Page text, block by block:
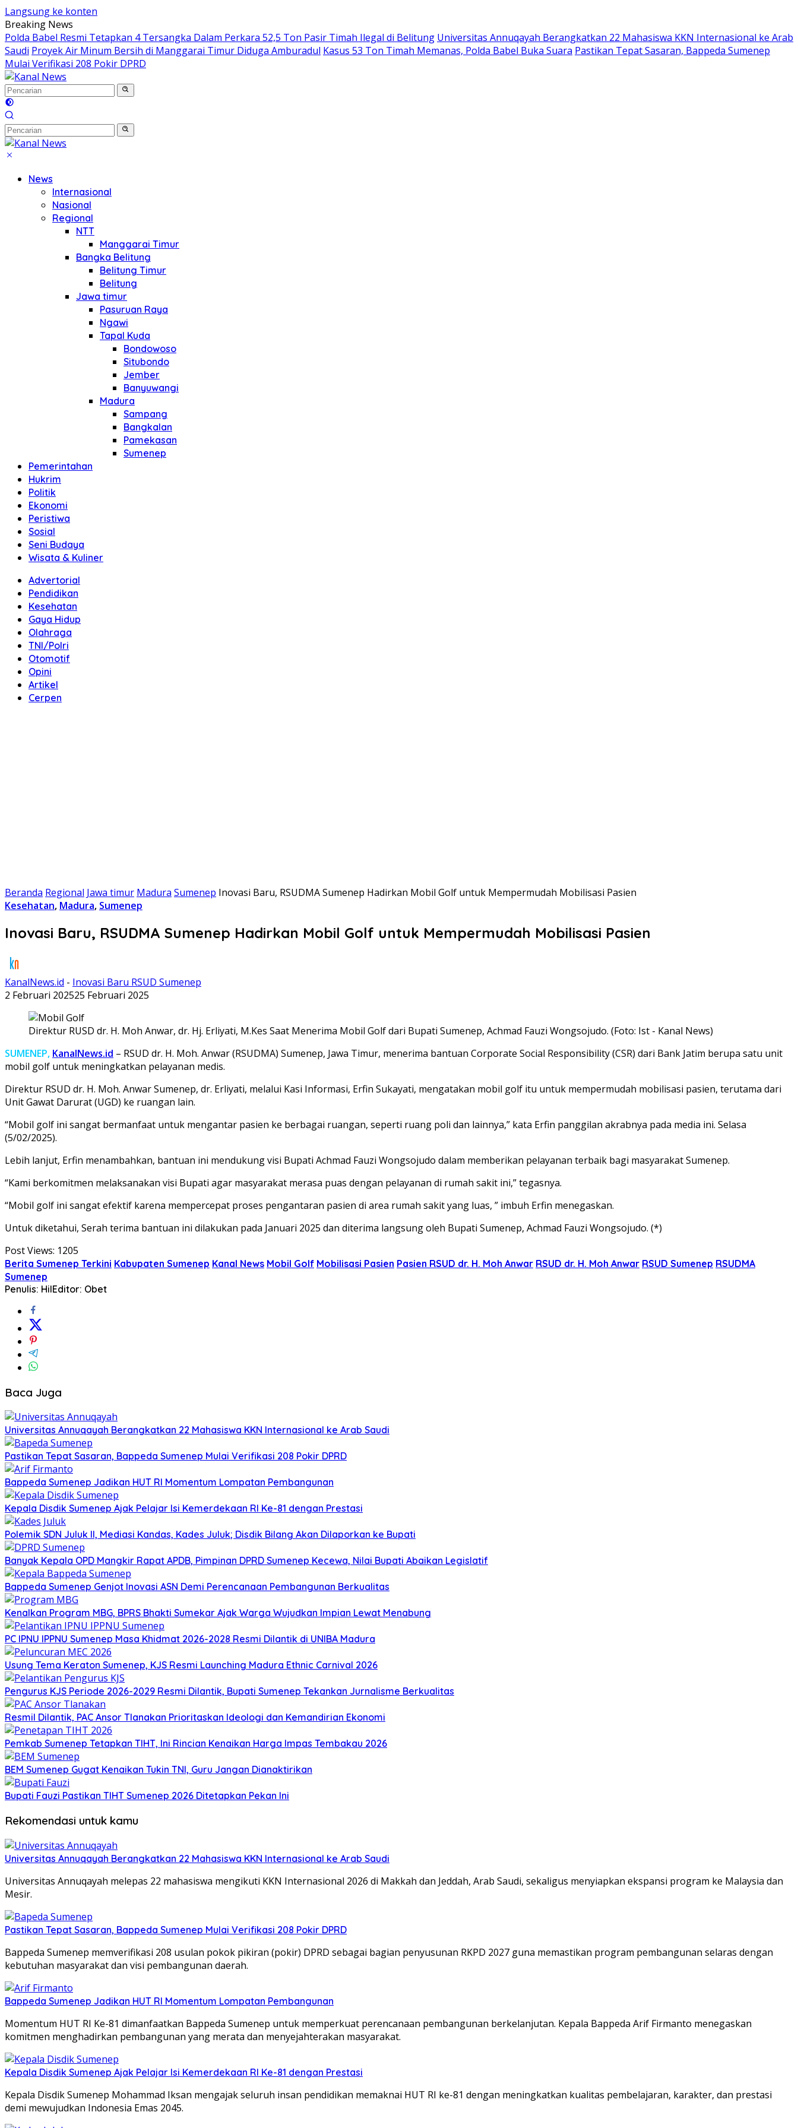
Langsung ke konten
Breaking News
Polda Babel Resmi Tetapkan 4 Tersangka Dalam Perkara 52,5 Ton Pasir Timah Ilegal di Belitung Universitas Annuqayah Berangkatkan 22 Mahasiswa KKN Internasional ke Arab
Saudi Proyek Air Minum Bersih di Manggarai Timur Diduga Amburadul Kasus 53 Ton Timah Memanas, Polda Babel Buka Suara Pastikan Tepat Sasaran, Bappeda Sumenep
Mulai Verifikasi 208 Pokir DPRD
News
Internasional
Nasional
Regional
NTT
Manggarai Timur
Bangka Belitung
Belitung Timur
Belitung
Jawa timur
Pasuruan Raya
Ngawi
Tapal Kuda
Bondowoso
Situbondo
Jember
Banyuwangi
Madura
Sampang
Bangkalan
Pamekasan
Sumenep
Pemerintahan
Hukrim
Politik
Ekonomi
Peristiwa
Sosial
Seni Budaya
Wisata & Kuliner
Advertorial
Pendidikan
Kesehatan
Gaya Hidup
Olahraga
TNI/Polri
Otomotif
Opini
Artikel
Cerpen
Beranda Regional Jawa timur Madura Sumenep Inovasi Baru, RSUDMA Sumenep Hadirkan Mobil Golf untuk Mempermudah Mobilisasi Pasien
Kesehatan, Madura, Sumenep
Inovasi Baru, RSUDMA Sumenep Hadirkan Mobil Golf untuk Mempermudah Mobilisasi Pasien
KanalNews.id - Inovasi Baru RSUD Sumenep
2 Februari 202525 Februari 2025
Direktur RUSD dr. H. Moh Anwar, dr. Hj. Erliyati, M.Kes Saat Menerima Mobil Golf dari Bupati Sumenep, Achmad Fauzi Wongsojudo. (Foto: Ist - Kanal News)
SUMENEP, KanalNews.id – RSUD dr. H. Moh. Anwar (RSUDMA) Sumenep, Jawa Timur, menerima bantuan Corporate Social Responsibility (CSR) dari Bank Jatim berupa satu unit
mobil golf untuk meningkatkan pelayanan medis.
Direktur RSUD dr. H. Moh. Anwar Sumenep, dr. Erliyati, melalui Kasi Informasi, Erfin Sukayati, mengatakan mobil golf itu untuk mempermudah mobilisasi pasien, terutama dari
Unit Gawat Darurat (UGD) ke ruangan lain.
“Mobil golf ini sangat bermanfaat untuk mengantar pasien ke berbagai ruangan, seperti ruang poli dan lainnya,” kata Erfin panggilan akrabnya pada media ini. Selasa
(5/02/2025).
Lebih lanjut, Erfin menambahkan, bantuan ini mendukung visi Bupati Achmad Fauzi Wongsojudo dalam memberikan pelayanan terbaik bagi masyarakat Sumenep.
“Kami berkomitmen melaksanakan visi Bupati agar masyarakat merasa puas dengan pelayanan di rumah sakit ini,” tegasnya.
“Mobil golf ini sangat efektif karena mempercepat proses pengantaran pasien di area rumah sakit yang luas, ” imbuh Erfin menegaskan.
Untuk diketahui, Serah terima bantuan ini dilakukan pada Januari 2025 dan diterima langsung oleh Bupati Sumenep, Achmad Fauzi Wongsojudo. (*)
Post Views: 1205
Berita Sumenep Terkini Kabupaten Sumenep Kanal News Mobil Golf Mobilisasi Pasien Pasien RSUD dr. H. Moh Anwar RSUD dr. H. Moh Anwar RSUD Sumenep RSUDMA
Sumenep
Penulis: HilEditor: Obet
Baca Juga
Universitas Annuqayah Berangkatkan 22 Mahasiswa KKN Internasional ke Arab Saudi
Pastikan Tepat Sasaran, Bappeda Sumenep Mulai Verifikasi 208 Pokir DPRD
Bappeda Sumenep Jadikan HUT RI Momentum Lompatan Pembangunan
Kepala Disdik Sumenep Ajak Pelajar Isi Kemerdekaan RI Ke-81 dengan Prestasi
Polemik SDN Juluk II, Mediasi Kandas, Kades Juluk; Disdik Bilang Akan Dilaporkan ke Bupati
Banyak Kepala OPD Mangkir Rapat APDB, Pimpinan DPRD Sumenep Kecewa, Nilai Bupati Abaikan Legislatif
Bappeda Sumenep Genjot Inovasi ASN Demi Perencanaan Pembangunan Berkualitas
Kenalkan Program MBG, BPRS Bhakti Sumekar Ajak Warga Wujudkan Impian Lewat Menabung
PC IPNU IPPNU Sumenep Masa Khidmat 2026-2028 Resmi Dilantik di UNIBA Madura
Usung Tema Keraton Sumenep, KJS Resmi Launching Madura Ethnic Carnival 2026
Pengurus KJS Periode 2026-2029 Resmi Dilantik, Bupati Sumenep Tekankan Jurnalisme Berkualitas
Resmil Dilantik, PAC Ansor Tlanakan Prioritaskan Ideologi dan Kemandirian Ekonomi
Pemkab Sumenep Tetapkan TIHT, Ini Rincian Kenaikan Harga Impas Tembakau 2026
BEM Sumenep Gugat Kenaikan Tukin TNI, Guru Jangan Dianaktirikan
Bupati Fauzi Pastikan TIHT Sumenep 2026 Ditetapkan Pekan Ini
Rekomendasi untuk kamu
Universitas Annuqayah Berangkatkan 22 Mahasiswa KKN Internasional ke Arab Saudi
Universitas Annuqayah melepas 22 mahasiswa mengikuti KKN Internasional 2026 di Makkah dan Jeddah, Arab Saudi, sekaligus menyiapkan ekspansi program ke Malaysia dan
Mesir.
Pastikan Tepat Sasaran, Bappeda Sumenep Mulai Verifikasi 208 Pokir DPRD
Bappeda Sumenep memverifikasi 208 usulan pokok pikiran (pokir) DPRD sebagai bagian penyusunan RKPD 2027 guna memastikan program pembangunan selaras dengan
kebutuhan masyarakat dan visi pembangunan daerah.
Bappeda Sumenep Jadikan HUT RI Momentum Lompatan Pembangunan
Momentum HUT RI Ke-81 dimanfaatkan Bappeda Sumenep untuk memperkuat perencanaan pembangunan berkelanjutan. Kepala Bappeda Arif Firmanto menegaskan
komitmen menghadirkan pembangunan yang merata dan menyejahterakan masyarakat.
Kepala Disdik Sumenep Ajak Pelajar Isi Kemerdekaan RI Ke-81 dengan Prestasi
Kepala Disdik Sumenep Mohammad Iksan mengajak seluruh insan pendidikan memaknai HUT RI ke-81 dengan meningkatkan kualitas pembelajaran, karakter, dan prestasi
demi mewujudkan Indonesia Emas 2045.